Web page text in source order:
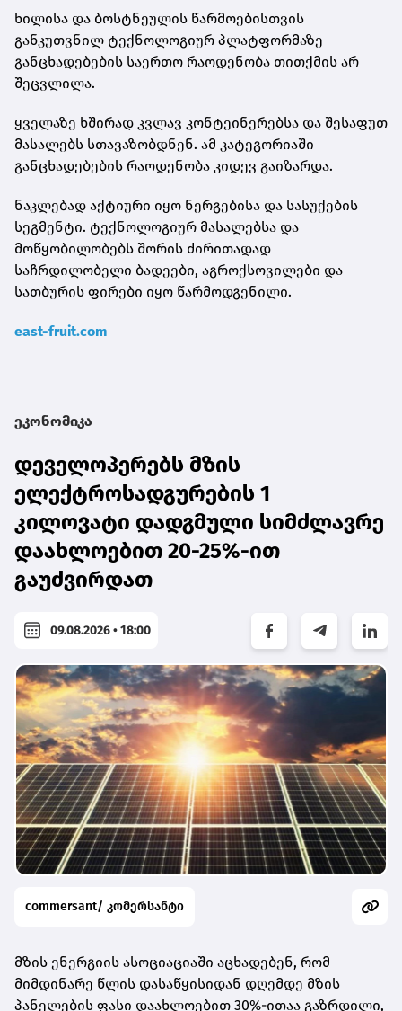
ხილისა და ბოსტნეულის წარმოებისთვის
განკუთვნილ ტექნოლოგიურ პლატფორმაზე
განცხადებების საერთო რაოდენობა თითქმის არ
შეცვლილა.
ყველაზე ხშირად კვლავ კონტეინერებსა და შესაფუთ
მასალებს სთავაზობდნენ. ამ კატეგორიაში
განცხადებების რაოდენობა კიდევ გაიზარდა.
ნაკლებად აქტიური იყო ნერგებისა და სასუქების
სეგმენტი. ტექნოლოგიურ მასალებსა და
მოწყობილობებს შორის ძირითადად
საჩრდილობელი ბადეები, აგროქსოვილები და
სათბურის ფირები იყო წარმოდგენილი.
east-fruit.com
ეკონომიკა
დეველოპერებს მზის
ელექტროსადგურების 1
კილოვატი დადგმული სიმძლავრე
დაახლოებით 20-25%-ით
გაუძვირდათ
09.08.2026 • 18:00
commersant/ კომერსანტი
მზის ენერგიის ასოციაციაში აცხადებენ, რომ
მიმდინარე წლის დასაწყისიდან დღემდე მზის
პანელების ფასი დაახლოებით 30%-ითაა გაზრდილი,